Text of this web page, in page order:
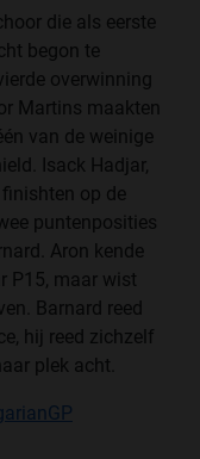
die als eerste
begon te
overwinning
Martins maakten
van de weinige
Isack Hadjar,
op de
puntenposities
Aron kende
P15, maar wist
Barnard reed
hij reed zichzelf
plek acht.